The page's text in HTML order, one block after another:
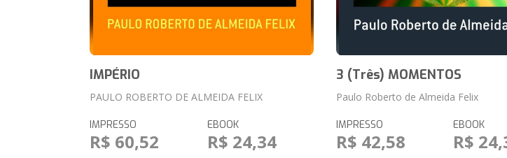
IMPÉRIO
PAULO ROBERTO DE ALMEIDA FELIX
IMPRESSO
R$ 60,52
EBOOK
R$ 24,34
3 (Três) MOMENTOS
Paulo Roberto de Almeida Felix
IMPRESSO
R$ 42,58
EBOOK
R$